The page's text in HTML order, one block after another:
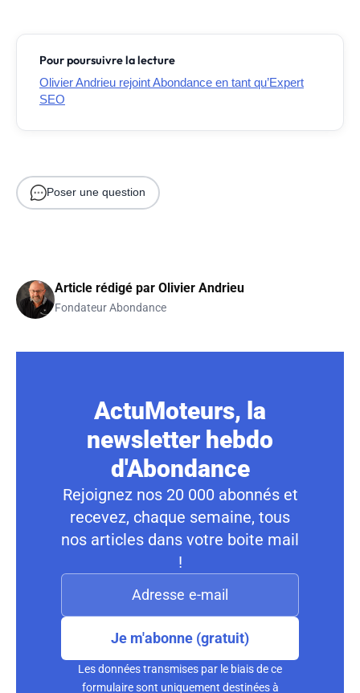
Pour poursuivre la lecture
Olivier Andrieu rejoint Abondance en tant qu’Expert
SEO
Poser une question
Article rédigé par Olivier Andrieu
Fondateur Abondance
ActuMoteurs, la
newsletter hebdo
d'Abondance
Rejoignez nos 20 000 abonnés et
recevez, chaque semaine, tous
nos articles dans votre boite mail
!
Je m'abonne (gratuit)
Les données transmises par le biais de ce
formulaire sont uniquement destinées à